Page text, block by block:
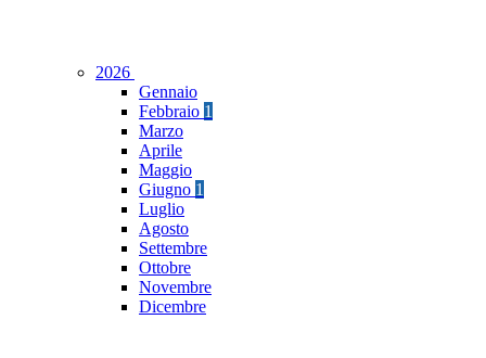
2026
Gennaio
Febbraio 1
Marzo
Aprile
Maggio
Giugno 1
Luglio
Agosto
Settembre
Ottobre
Novembre
Dicembre